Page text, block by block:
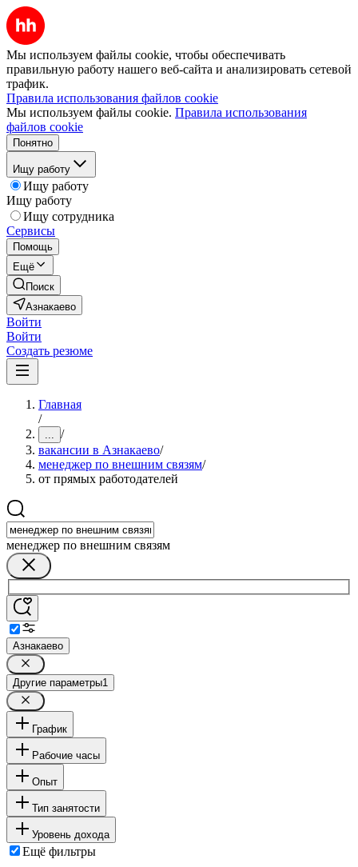
Мы используем файлы cookie, чтобы обеспечивать
правильную работу нашего веб-сайта и анализировать сетевой
трафик.
Правила использования файлов cookie
Мы используем файлы cookie. Правила использования
файлов cookie
Понятно
Ищу работу
Ищу работу
Ищу работу
Ищу сотрудника
Сервисы
Помощь
Ещё
Поиск
Азнакаево
Войти
Войти
Создать резюме
Главная
/
... /
вакансии в Азнакаево/
менеджер по внешним связям/
от прямых работодателей
менеджер по внешним связям
Азнакаево
Другие параметры1
График
Рабочие часы
Опыт
Тип занятости
Уровень дохода
Ещё фильтры